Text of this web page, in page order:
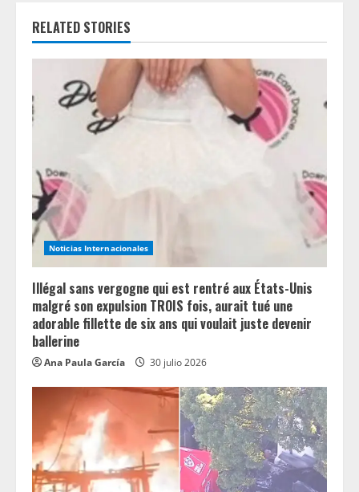
e
R
e
a
d
i
n
g
RELATED STORIES
Noticias Internacionales
Illégal sans vergogne qui est rentré aux États-Unis
malgré son expulsion TROIS fois, aurait tué une
adorable fillette de six ans qui voulait juste devenir
ballerine
Ana Paula García 30 julio 2026